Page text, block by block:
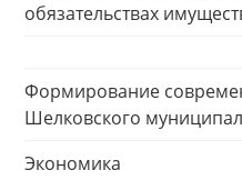
обязательствах
Формирование
Шелковского
Экономика